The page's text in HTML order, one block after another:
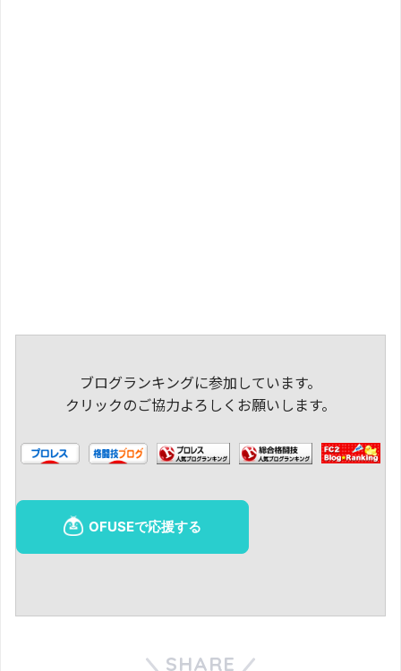
ブログランキングに参加しています。
クリックのご協力よろしくお願いします。
SHARE